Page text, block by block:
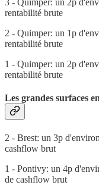
3 - Quimper: un 2p
rentabilité brute
2 - Quimper: un 1p
rentabilité brute
1 - Quimper: un 2p
rentabilité brute
Les grandes surfaces
2 - Brest: un 3p
cashflow brut
1 - Pontivy: un 4p
de cashflow brut